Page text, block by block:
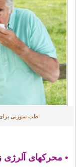
طب سوزنی برای
• محرکهای آلرژی